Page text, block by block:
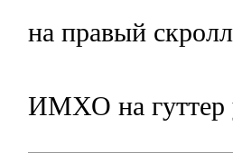
на правый
ИМХО на гуттер